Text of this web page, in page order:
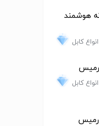
هوشمند
کابل
کابل